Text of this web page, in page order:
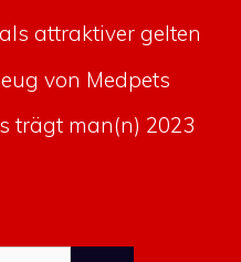
attraktiver gelten
von Medpets
trägt man(n) 2023